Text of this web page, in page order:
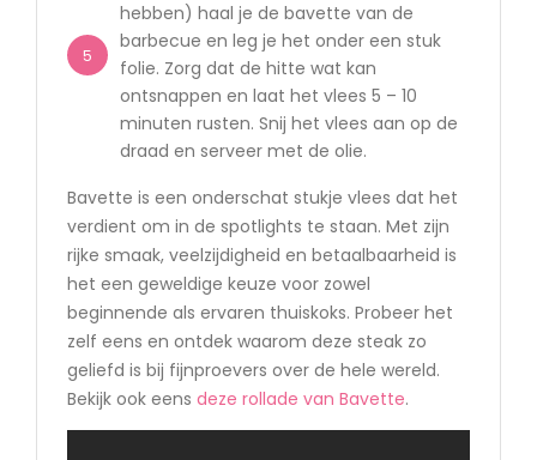
5
hebben) haal je de bavette van de
barbecue en leg je het onder een stuk
folie. Zorg dat de hitte wat kan
ontsnappen en laat het vlees 5 – 10
minuten rusten. Snij het vlees aan op de
draad en serveer met de olie.
Bavette is een onderschat stukje vlees dat het
verdient om in de spotlights te staan. Met zijn
rijke smaak, veelzijdigheid en betaalbaarheid is
het een geweldige keuze voor zowel
beginnende als ervaren thuiskoks. Probeer het
zelf eens en ontdek waarom deze steak zo
geliefd is bij fijnproevers over de hele wereld.
Bekijk ook eens deze rollade van Bavette.